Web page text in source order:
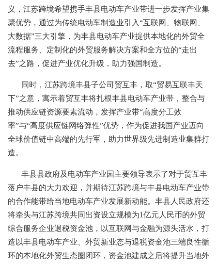
义，江苏跨境希望携手丰县电动车产业带进一步发挥产业集
聚优势，通过为传统电动车制造业引入“互联网、物联网、
大数据”三大引擎，为丰县电动车产业提供本地化的外贸全
流程服务、定制化的外贸服务解决方案和全方位的“走出
去”之路，促进产业优化升级，助力强国制造。
同时，江苏跨境丰县子公司贸互丰，取“贸易互联丰天
下”之意，寓示着贸互丰将扎根丰县电动车产业带，整合与
推动供应链资源要素流动，发挥产业带“高度分工效
率”与“高度供应链网络弹性”优势，作为促进我国产业迈向
全球价值链中高端的先行军，助力世界级先进制造业集群打
造。
丰县县政府及电动车产业园主要领导表示了对于贸互丰
落户丰县的大力欢迎，并期待江苏跨境与丰县电动车产业带
的合作能带给当地电动车产业发展新动能。丰县人民政府还
将牵头与江苏跨境共同出资设立规模为1亿元人民币的外贸
综合服务企业退税资金池，以互联网与金融为源头活水，打
造以丰县电动车产业、外贸新业态与退税资金池三端良性循
环的本地化外贸生态圈闭环，资金池建成之后将提升当地外